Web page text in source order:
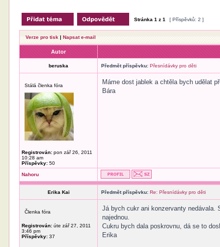
Stránka1 z1 [ Příspěvků: 2 ]
Verze pro tisk |Napsat e-mail
Autor
beruska Předmět příspěvku: Přesnídávky pro děti
Stálá členka fóra
Registrován: pon zář 26, 2011
10:28 am
Příspěvky: 50
Máme dost jablek a chtěla bych udělat
Bára
Nahoru
Erika Kai Předmět příspěvku: Re: Přesnídávky pro děti
Členka fóra
Registrován: úte zář 27, 2011
3:46 pm
Příspěvky: 37
Já bych cukr ani konzervanty nedávala.
najednou.
Cukru bych dala poskrovnu, dá se to
Erika